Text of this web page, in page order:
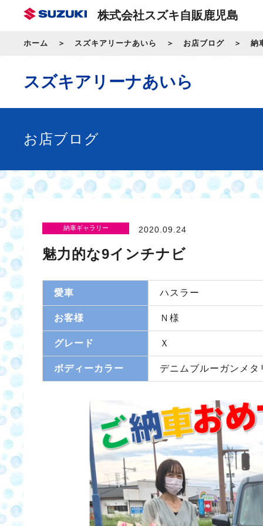
株式会社スズキ自販鹿児島
ホーム スズキアリーナあいら お店ブログ 納
スズキアリーナあいら
お店ブログ
納車ギャラリー 2020.09.24
魅力的な9インチナビ
愛車 ハスラー
お客様 Ｎ様
グレード Ｘ
ボディーカラー デニムブルーガンメ